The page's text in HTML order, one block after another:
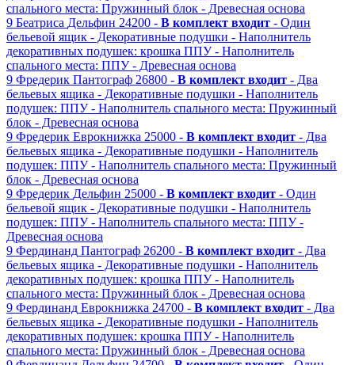
спального места: Пружинный блок - Древесная основа
9 Беатриса Дельфин 24200 - В комплект входит - Один
бельевой ящик - Декоративные подушки - Наполнитель
декоративных подушек: крошка ППУ - Наполнитель
спального места: ППУ - Древесная основа
9 Фредерик Пантограф 26800 - В комплект входит - Два
бельевых ящика - Декоративные подушки - Наполнитель
подушек: ППУ - Наполнитель спального места: Пружинный
блок - Древесная основа
9 Фредерик Еврокнижка 25000 - В комплект входит - Два
бельевых ящика - Декоративные подушки - Наполнитель
подушек: ППУ - Наполнитель спального места: Пружинный
блок - Древесная основа
9 Фредерик Дельфин 25000 - В комплект входит - Один
бельевой ящик - Декоративные подушки - Наполнитель
подушек: ППУ - Наполнитель спального места: ППУ -
Древесная основа
9 Фердинанд Пантограф 26200 - В комплект входит - Два
бельевых ящика - Декоративные подушки - Наполнитель
декоративных подушек: крошка ППУ - Наполнитель
спального места: Пружинный блок - Древесная основа
9 Фердинанд Еврокнижка 24700 - В комплект входит - Два
бельевых ящика - Декоративные подушки - Наполнитель
декоративных подушек: крошка ППУ - Наполнитель
спального места: Пружинный блок - Древесная основа